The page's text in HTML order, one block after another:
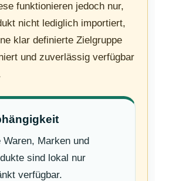
funktionieren jedoch nur,
nicht lediglich importiert,
klar definierte Zielgruppe
und zuverlässig verfügbar
Waren, Marken und
sind lokal nur
verfügbar.